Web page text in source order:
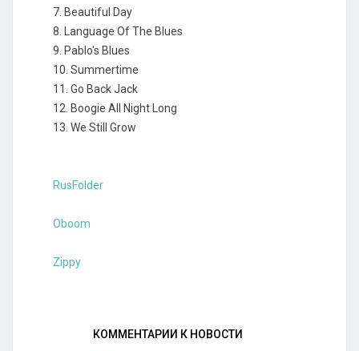
7. Beautiful Day
8. Language Of The Blues
9. Pablo's Blues
10. Summertime
11. Go Back Jack
12. Boogie All Night Long
13. We Still Grow
RusFolder
Oboom
Zippy
КОММЕНТАРИИ К НОВОСТИ